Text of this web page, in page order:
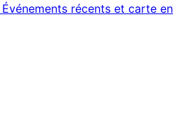
Événements récents et carte en